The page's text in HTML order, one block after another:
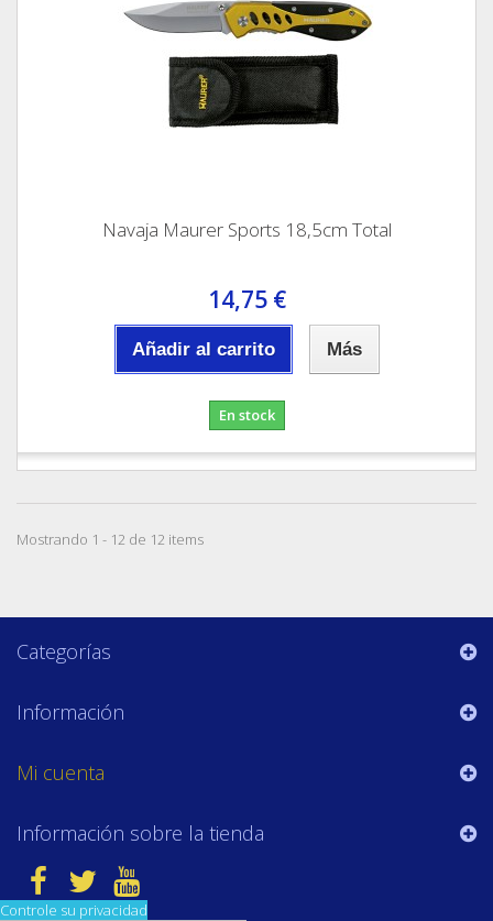
Navaja Maurer Sports 18,5cm Total
14,75 €
Añadir al carrito Más
En stock
Mostrando 1 - 12 de 12 items
Categorías
Información
Mi cuenta
Información sobre la tienda
Controle su privacidad